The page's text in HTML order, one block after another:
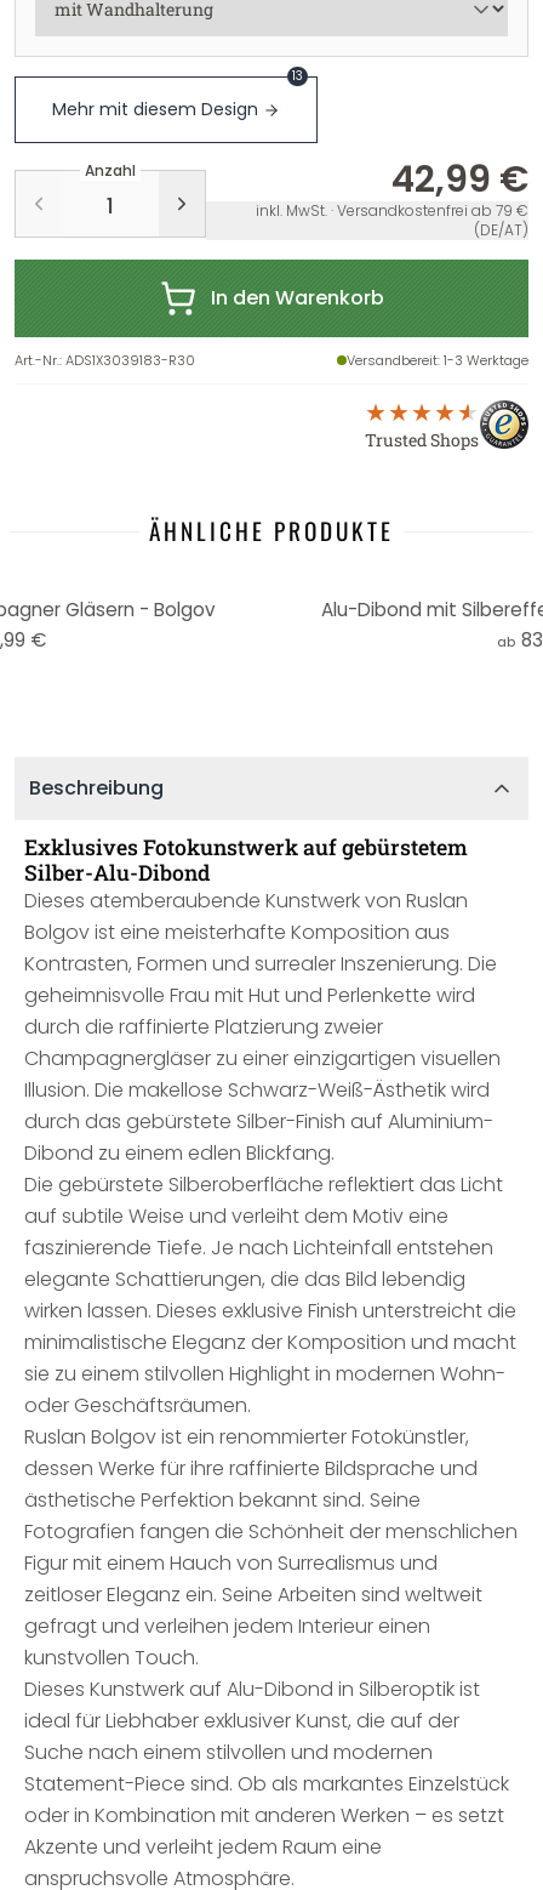
Mehr mit diesem Design
13
Anzahl 42,99 €
inkl. MwSt. · Versandkostenfrei ab 79 €
(DE/AT)
In den Warenkorb
Art.-Nr.:ADS1X3039183-R30 Versandbereit: 1-3 Werktage
Trusted Shops
ÄHNLICHE PRODUKTE
Gläsern - Bolgov
€
Alu-Dibond mit
ab
Beschreibung
Exklusives Fotokunstwerk auf gebürstetem
Silber-Alu-Dibond
Dieses atemberaubende Kunstwerk von Ruslan
Bolgov ist eine meisterhafte Komposition aus
Kontrasten, Formen und surrealer Inszenierung. Die
geheimnisvolle Frau mit Hut und Perlenkette wird
durch die raffinierte Platzierung zweier
Champagnergläser zu einer einzigartigen visuellen
Illusion. Die makellose Schwarz-Weiß-Ästhetik wird
durch das gebürstete Silber-Finish auf Aluminium-
Dibond zu einem edlen Blickfang.
Die gebürstete Silberoberfläche reflektiert das Licht
auf subtile Weise und verleiht dem Motiv eine
faszinierende Tiefe. Je nach Lichteinfall entstehen
elegante Schattierungen, die das Bild lebendig
wirken lassen. Dieses exklusive Finish unterstreicht die
minimalistische Eleganz der Komposition und macht
sie zu einem stilvollen Highlight in modernen Wohn-
oder Geschäftsräumen.
Ruslan Bolgov ist ein renommierter Fotokünstler,
dessen Werke für ihre raffinierte Bildsprache und
ästhetische Perfektion bekannt sind. Seine
Fotografien fangen die Schönheit der menschlichen
Figur mit einem Hauch von Surrealismus und
zeitloser Eleganz ein. Seine Arbeiten sind weltweit
gefragt und verleihen jedem Interieur einen
kunstvollen Touch.
Dieses Kunstwerk auf Alu-Dibond in Silberoptik ist
ideal für Liebhaber exklusiver Kunst, die auf der
Suche nach einem stilvollen und modernen
Statement-Piece sind. Ob als markantes Einzelstück
oder in Kombination mit anderen Werken – es setzt
Akzente und verleiht jedem Raum eine
anspruchsvolle Atmosphäre.